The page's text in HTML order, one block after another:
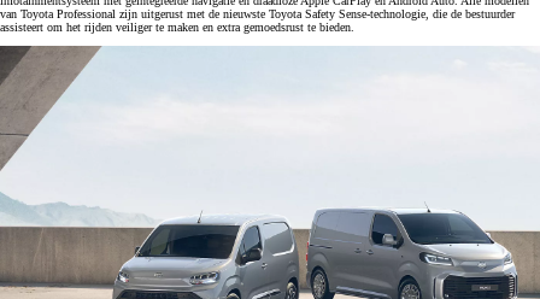
van Toyota Professional zijn uitgerust met de nieuwste Toyota Safety Sense-technologie, die de bestuurder
assisteert om het rijden veiliger te maken en extra gemoedsrust te bieden.